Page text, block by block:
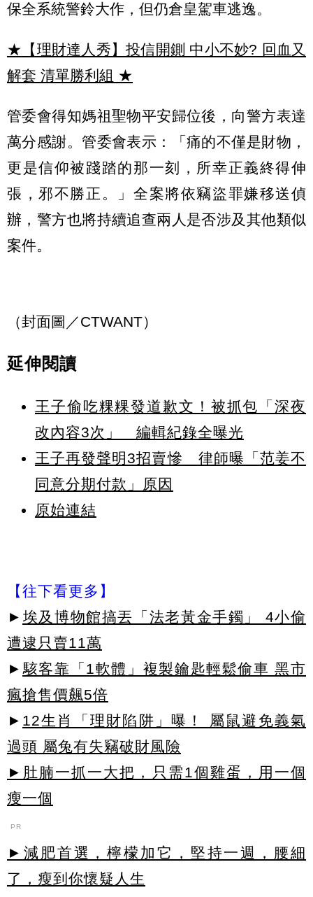
保全系統警鈴大作，但仍倉皇駕車逃逸。
★【理財達人秀】投信開鍘 中小不妙? 回血又
解套 清單勝利組 ★
管委會得知媽祖聖物平安歸位後，向警方表達
萬分感謝。管委會表示：「痛的不僅是財物，
更是信仰被踐踏的那一刻，所幸正義終得伸
張，邪不勝正。」全案將依竊盜罪嫌移送偵
辦，警方也將持續追查兩人是否涉及其他類似
案件。
（封面圖／CTWANT）
延伸閱讀
王子偷吃粿粿發道歉文！被抓包「深夜
改內容3次」 編輯紀錄全曝光
王子再發聲明3招賣慘 律師曝「范姜不
同意分期付款」原因
原始連結
【往下看更多】
► 埃及博物館搞丟「法老黃金手鐲」 4小偷
遭逮只賣11萬
► 駭客靠「1軟體」複製鑰匙輕鬆偷車 黑市
瘋搶售價飆5倍
► 12生肖「理財陷阱」曝！ 屬鼠避免義氣
過頭 屬兔有失竊破財風險
►肚腩一抓一大把，只需1個雞蛋，用一個
瘦一個
PR
►減肥首選，檸檬加它，堅持一週，腰細
了，瘦到你懷疑人生